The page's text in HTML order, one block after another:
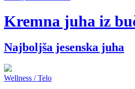
Kremna juha iz
Najboljša jesenska juha
Wellness / Telo